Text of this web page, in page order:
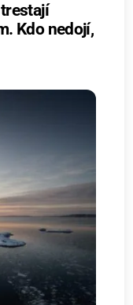
Kdo nedojí,